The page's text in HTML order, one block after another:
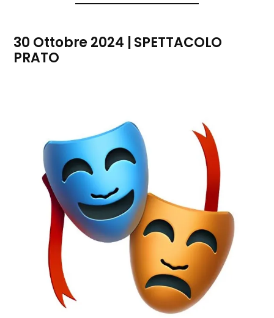
30 Ottobre 2024 | SPETTACOLO
PRATO